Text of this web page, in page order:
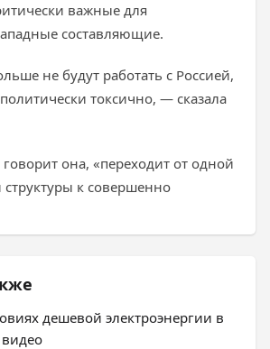
важные для
составляющие.
не будут работать с Россией,
токсично, — сказала
говорит она, «переходит от одной
к совершенно
дешевой электроэнергии в